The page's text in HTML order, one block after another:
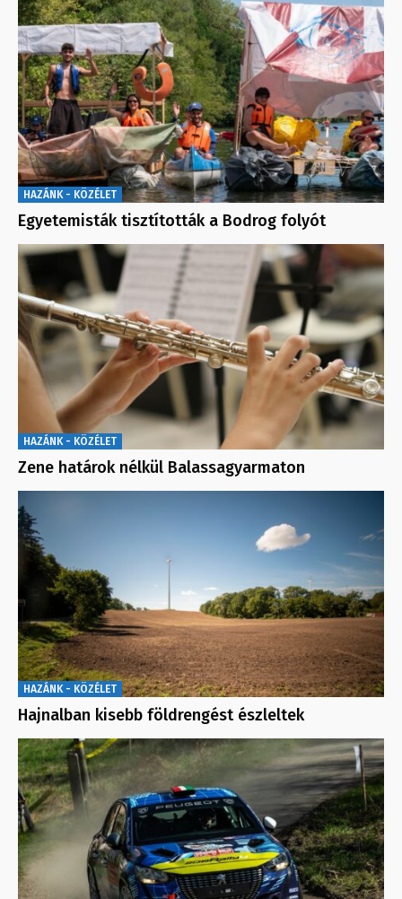
HAZÁNK - KÖZÉLET
Egyetemisták tisztították a Bodrog folyót
HAZÁNK - KÖZÉLET
Zene határok nélkül Balassagyarmaton
HAZÁNK - KÖZÉLET
Hajnalban kisebb földrengést észleltek